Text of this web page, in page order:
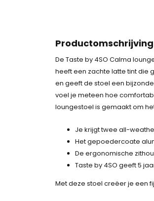
Productomschrijving
De Taste by 4SO Calma
heeft een zachte latte tint die
en geeft de stoel een
voel je meteen hoe
loungestoel is gemaakt om
Je krijgt twee all-
Het gepoedercoate
De ergonomische
Taste by 4SO geeft 5
Met deze stoel creëer je een